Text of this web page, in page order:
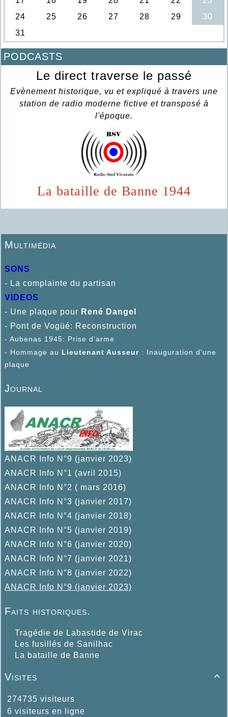
PODCASTS
Le direct traverse le passé
Evènement historique, vu et expliqué à travers une
station de radio moderne fictive et transposé à
l'époque.
La bataille de Banne 1944
Multimédia
SONS
- La complainte du partisan
VIDEOS
- Une plaque pour René Dangel
- Pont de Vogüé: Reconstruction
- Aubenas 1945: Prise d'arme
- Hommage au Lieutenant Ausseur : Inauguration d'une
plaque
Journal
ANACR Info N°9 (janvier 2023)
ANACR Info N°1 (avril 2015)
ANACR Info N°2 ( mars 2016)
ANACR Info N°3 (janvier 2017)
ANACR Info N°4 (janvier 2018)
ANACR Info N°5 (janvier 2019)
ANACR Info N°6 (janvier 2020)
ANACR Info N°7 (janvier 2021)
ANACR Info N°8 (janvier 2022)
ANACR Info N°9 (janvier 2023)
Faits historiques.
Tragédie de Labastide de Virac
Les fusillés de Sanilhac
La bataille de Banne

Visites
274735 visiteurs
6 visiteurs en ligne